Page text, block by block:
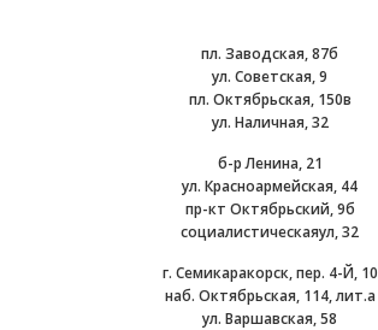
пл. Заводская, 87б
ул. Советская, 9
пл. Октябрьская, 150в
ул. Наличная, 32
б-р Ленина, 21
ул. Красноармейская, 44
пр-кт Октябрьский, 9б
социалистическаяул, 32
г. Семикаракорск, пер. 4-Й, 10
наб. Октябрьская, 114, лит.а
ул. Варшавская, 58